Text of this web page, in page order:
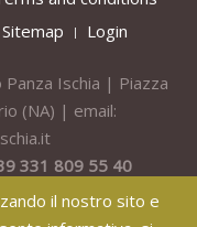
Sitemap Login
Ischia | Piazza
(NA) | email:
331 809 55 40
il nostro sito e